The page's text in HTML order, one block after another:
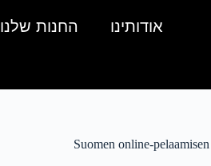
אודותינו החנות שלנו
Suomen online-